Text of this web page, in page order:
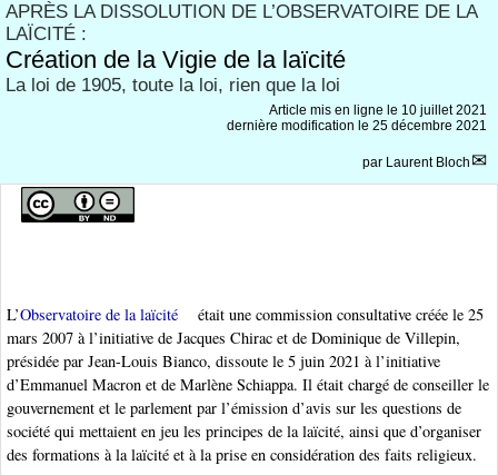
APRÈS LA DISSOLUTION DE L’OBSERVATOIRE DE LA
LAÏCITÉ :
Création de la Vigie de la laïcité
La loi de 1905, toute la loi, rien que la loi
Article mis en ligne le 10 juillet 2021
dernière modification le 25 décembre 2021
par Laurent Bloch
L’Observatoire de la laïcité
était une commission consultative créée le 25
mars 2007 à l’initiative de Jacques Chirac et de Dominique de Villepin,
présidée par Jean-Louis Bianco, dissoute le 5 juin 2021 à l’initiative
d’Emmanuel Macron et de Marlène Schiappa. Il était chargé de conseiller le
gouvernement et le parlement par l’émission d’avis sur les questions de
société qui mettaient en jeu les principes de la laïcité, ainsi que d’organiser
des formations à la laïcité et à la prise en considération des faits religieux.